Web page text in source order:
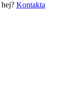
Kontakta